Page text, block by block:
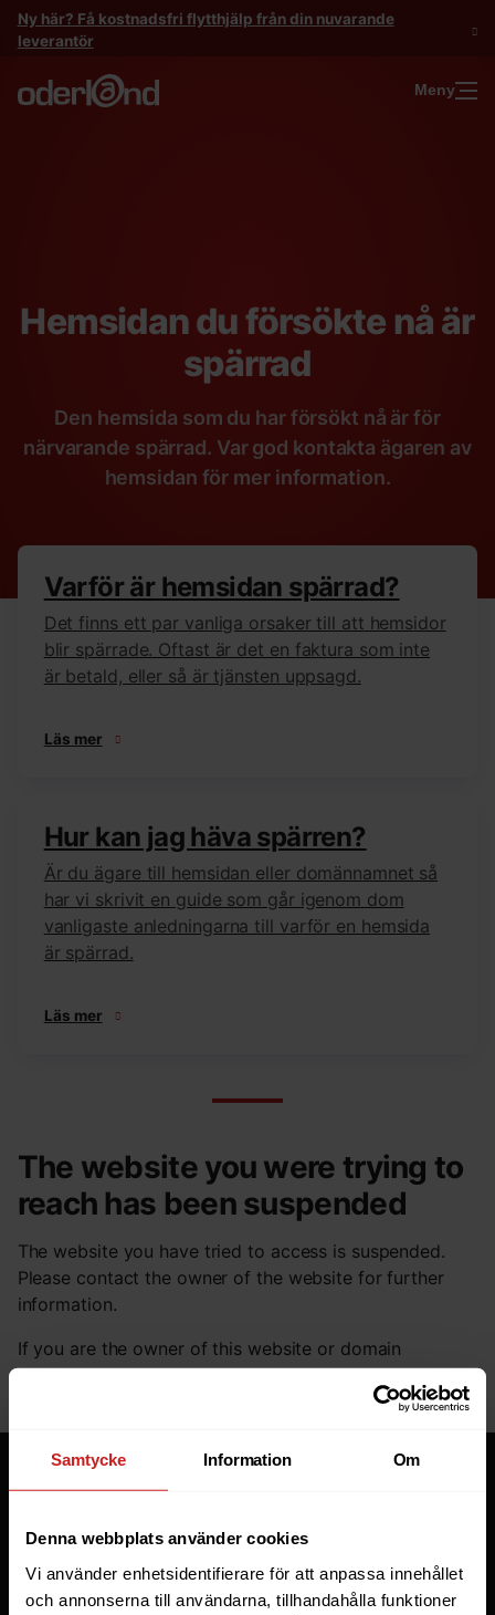
Samtycke Information Om
Denna webbplats använder cookies
Vi använder enhetsidentifierare för att anpassa innehållet
och annonserna till användarna, tillhandahålla funktioner
GåNy här? Få kostnadsfri flytthjälp från din nuvarande
leverantör
Meny
Hemsidan du försökte nå är
spärrad
Den hemsida som du har försökt nå är för
närvarande spärrad. Var god kontakta ägaren av
hemsidan för mer information.
Varför är hemsidan spärrad?
Det finns ett par vanliga orsaker till att hemsidor
blir spärrade. Oftast är det en faktura som inte
är betald, eller så är tjänsten uppsagd.
Läs mer
Hur kan jag häva spärren?
Är du ägare till hemsidan eller domännamnet så
har vi skrivit en guide som går igenom dom
vanligaste anledningarna till varför en hemsida
är spärrad.
Läs mer
The website you were trying to
reach has been suspended
The website you have tried to access is suspended.
Please contact the owner of the website for further
information.
If you are the owner of this website or domain
pleaseread this FAQthat goes through the most
common reasons for a website to be suspended.
Managed Server